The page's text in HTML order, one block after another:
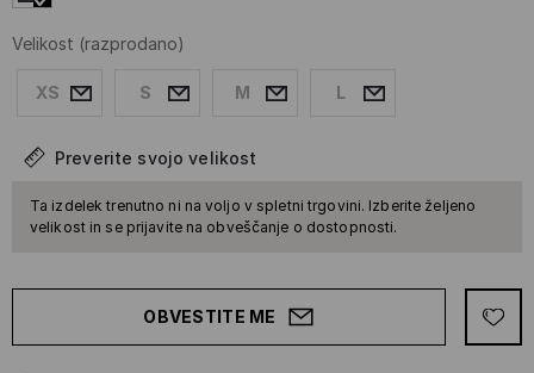
Velikost (razprodano)
XS S M L
Preverite svojo velikost
Ta izdelek trenutno ni na voljo v spletni trgovini. Izberite željeno
velikost in se prijavite na obveščanje o dostopnosti.
OBVESTITE ME